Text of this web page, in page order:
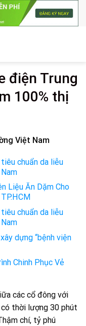
điện Trung
100% thị
Việt Nam
chuẩn da liễu
Liệu Ăn Dặm Cho
chuẩn da liễu
dựng “bệnh viện
Chinh Phục Vẻ
các cổ đông với
thời lượng 30 phút
chí, tỷ phú